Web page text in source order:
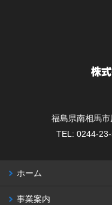
福島県南相馬
TEL: 0244-
ホーム
事業案内